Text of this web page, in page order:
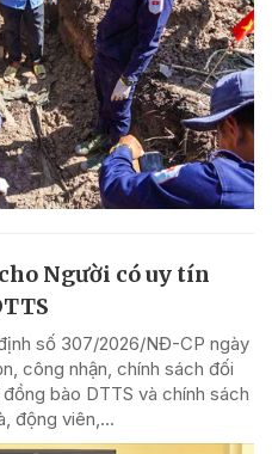
Người có uy tín
số 307/2026/NĐ-CP ngày
công nhận, chính sách đối
bào DTTS và chính sách
động viên,...